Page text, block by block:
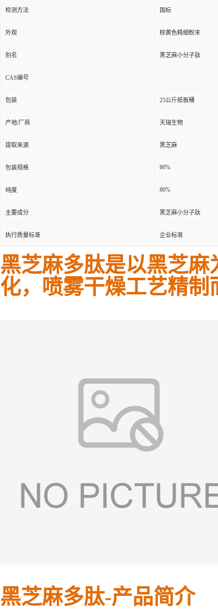
检测方法 国标
外观 棕黄色精细粉末
别名 黑芝麻小分子肽
CAS编号
包装 25公斤纸板桶
产地/厂商 天瑞生物
提取来源 黑芝麻
包装规格 80%
纯度 80%
主要成分 黑芝麻小分子肽
执行质量标准 企业标准
黑芝麻多肽是以黑芝
化，喷雾干燥工艺精制
黑芝麻多肽-产品简介